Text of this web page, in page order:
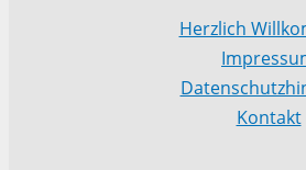
Herzlich
Kontakt